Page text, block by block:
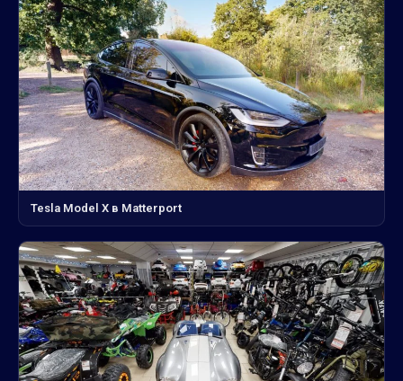
Tesla Model X в Matterport